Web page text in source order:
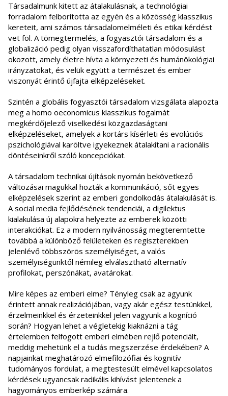
Társadalmunk kitett az átalakulásnak, a technológiai
forradalom felborította az egyén és a közösség klasszikus
kereteit, ami számos társadalomelméleti és etikai kérdést
vet föl. A tömegtermelés, a fogyasztói társadalom és a
globalizáció pedig olyan visszafordíthatatlan módosulást
okozott, amely életre hívta a környezeti és humánökológiai
irányzatokat, és velük együtt a természet és ember
viszonyát érintő újfajta elképzeléseket.
Szintén a globális fogyasztói társadalom vizsgálata alapozta
meg a homo oeconomicus klasszikus fogalmát
megkérdőjelező viselkedési közgazdaságtani
elképzeléseket, amelyek a kortárs kísérleti és evolúciós
pszichológiával karöltve igyekeznek átalakítani a racionális
döntéseinkről szóló koncepciókat.
A társadalom technikai újítások nyomán bekövetkező
változásai magukkal hozták a kommunikáció, sőt egyes
elképzelések szerint az emberi gondolkodás átalakulását is.
A social media fejlődésének tendenciái, a digilektus
kialakulása új alapokra helyezte az emberek közötti
interakciókat. Ez a modern nyilvánosság megteremtette
továbbá a különböző felületeken és regiszterekben
jelenlévő többszörös személyiséget, a valós
személyiségünktől némileg elválasztható alternatív
profilokat, perszónákat, avatárokat.
Mire képes az emberi elme? Tényleg csak az agyunk
érintett annak realizációjában, vagy akár egész testünkkel,
érzelmeinkkel és érzeteinkkel jelen vagyunk a kogníció
során? Hogyan lehet a végletekig kiaknázni a tág
értelemben felfogott emberi elmében rejlő potenciált,
meddig mehetünk el a tudás megszerzése érdekében? A
napjainkat meghatározó elmefilozófiai és kognitív
tudományos fordulat, a megtestesült elmével kapcsolatos
kérdések ugyancsak radikális kihívást jelentenek a
hagyományos emberkép számára.